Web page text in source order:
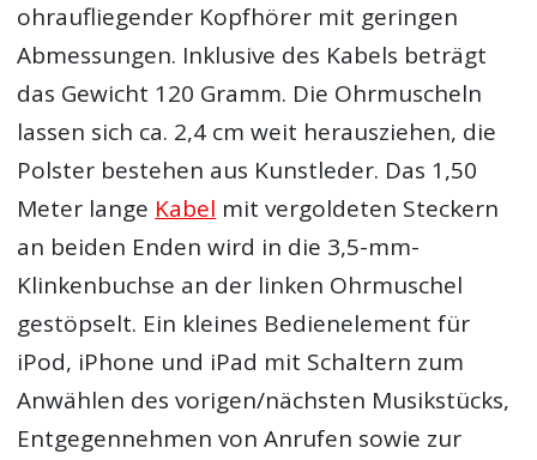
ohraufliegender Kopfhörer mit geringen
Abmessungen. Inklusive des Kabels beträgt
das Gewicht 120 Gramm. Die Ohrmuscheln
lassen sich ca. 2,4 cm weit herausziehen, die
Polster bestehen aus Kunstleder. Das 1,50
Meter lange Kabel mit vergoldeten Steckern
an beiden Enden wird in die 3,5-mm-
Klinkenbuchse an der linken Ohrmuschel
gestöpselt. Ein kleines Bedienelement für
iPod, iPhone und iPad mit Schaltern zum
Anwählen des vorigen/nächsten Musikstücks,
Entgegennehmen von Anrufen sowie zur